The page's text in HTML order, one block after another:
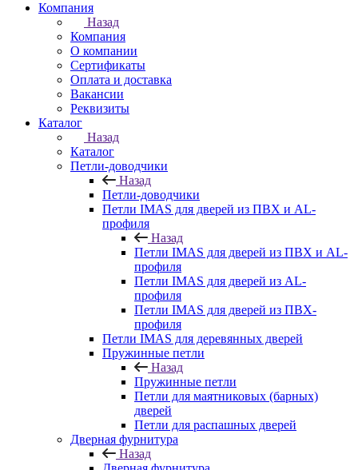
Компания
Назад
Компания
О компании
Сертификаты
Оплата и доставка
Вакансии
Реквизиты
Каталог
Назад
Каталог
Петли-доводчики
Назад
Петли-доводчики
Петли IMAS для дверей из ПВХ и AL-
профиля
Назад
Петли IMAS для дверей из ПВХ и AL-
профиля
Петли IMAS для дверей из AL-
профиля
Петли IMAS для дверей из ПВХ-
профиля
Петли IMAS для деревянных дверей
Пружинные петли
Назад
Пружинные петли
Петли для маятниковых (барных)
дверей
Петли для распашных дверей
Дверная фурнитура
Назад